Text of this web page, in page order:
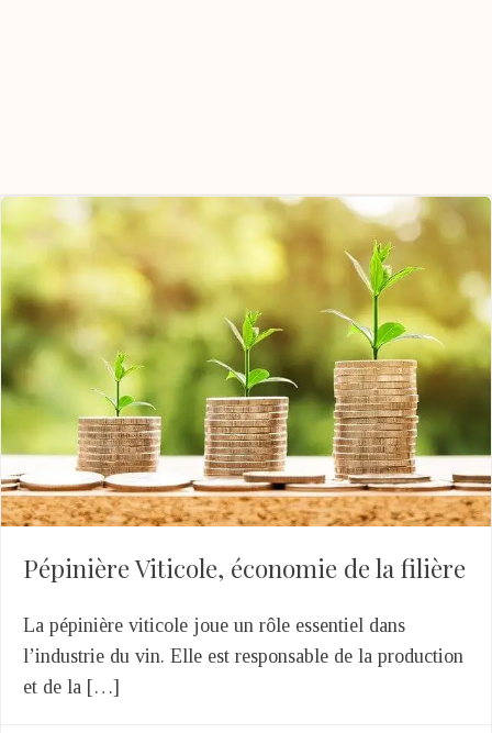
Pépinière Viticole, économie de la filière
La pépinière viticole joue un rôle essentiel dans
l’industrie du vin. Elle est responsable de la production
et de la […]